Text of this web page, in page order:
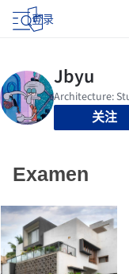
登录
关注
Examen